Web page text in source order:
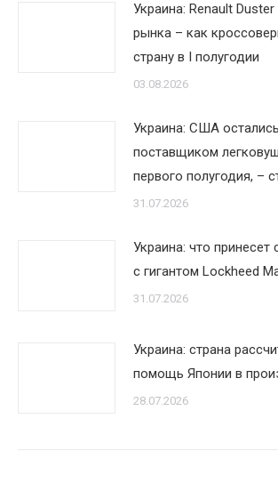
Украина: Renault
рынка – как
страну в I полугодии
03.08.2026
Украина: США
поставщиком
первого полугодия, –
31.07.2026
Украина: что принесет
с гигантом Lockheed
31.07.2026
Украина: страна
помощь Японии в
28.07.2026